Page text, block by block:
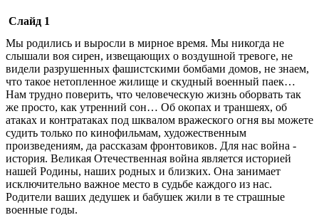
Слайд 1
Мы родились и выросли в мирное время. Мы никогда не
слышали воя сирен, извещающих о воздушной тревоге, не
видели разрушенных фашистскими бомбами домов, не знаем,
что такое нетопленное жилище и скудный военный паек…
Нам трудно поверить, что человеческую жизнь оборвать так
же просто, как утренний сон… Об окопах и траншеях, об
атаках и контратаках под шквалом вражеского огня вы можете
судить только по кинофильмам, художественным
произведениям, да рассказам фронтовиков. Для нас война -
история. Великая Отечественная война является историей
нашей Родины, наших родных и близких. Она занимает
исключительно важное место в судьбе каждого из нас.
Родители ваших дедушек и бабушек жили в те страшные
военные годы.